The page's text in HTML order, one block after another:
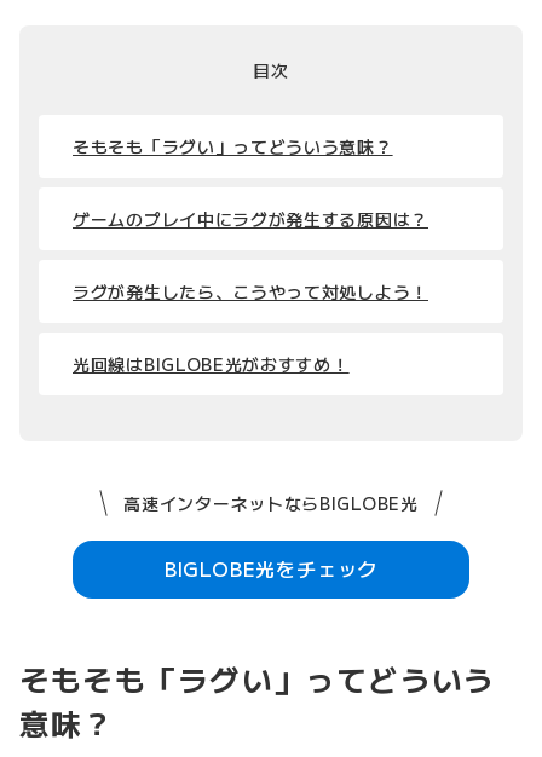
目次
そもそも「ラグい」ってどういう意味？
ゲームのプレイ中にラグが発生する原因は？
ラグが発生したら、こうやって対処しよう！
光回線はBIGLOBE光がおすすめ！
高速インターネットならBIGLOBE光
BIGLOBE光をチェック
そもそも「ラグい」ってどういう
意味？